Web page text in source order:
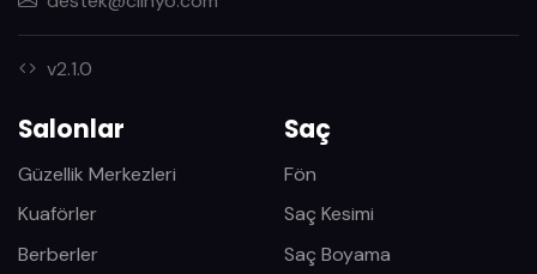
v2.1.0
Salonlar
Güzellik Merkezleri
Kuaförler
Berberler
Saç
Fön
Saç Kesimi
Saç Boyama